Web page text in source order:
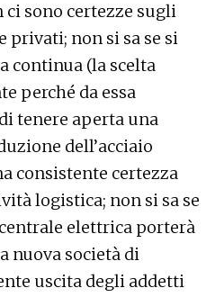
ci sono certezze sugli
non si sa se si
continua (la scelta
perché da essa
tenere aperta una
dell’acciaio
consistente certezza
logistica; non si sa se
elettrica porterà
nuova società di
uscita degli addetti